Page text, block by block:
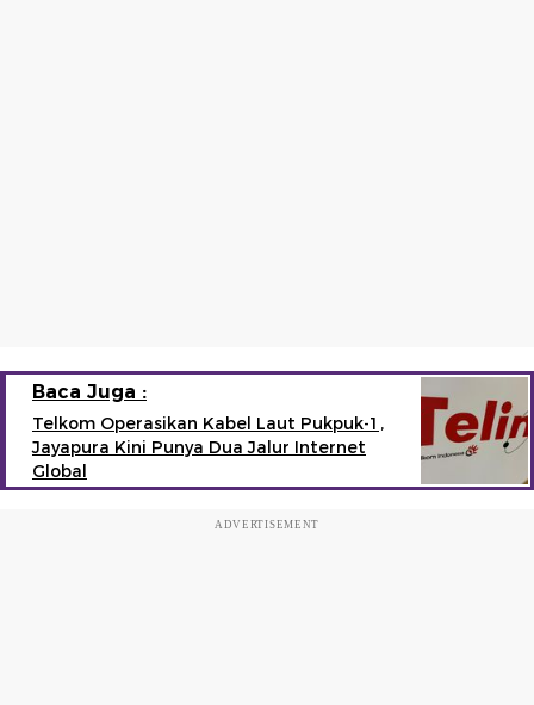
Baca Juga :
Telkom Operasikan Kabel Laut Pukpuk-1,
Jayapura Kini Punya Dua Jalur Internet
Global
ADVERTISEMENT